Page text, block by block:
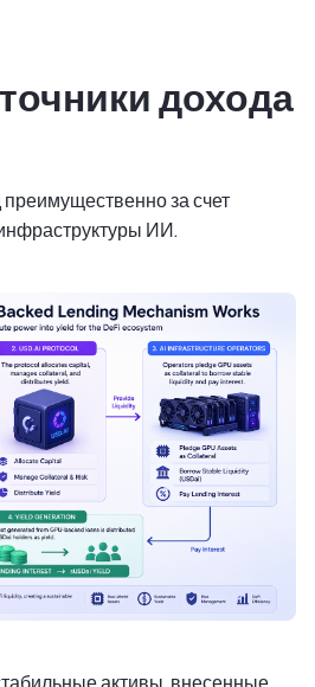
дохода
преимущественно за счет
ИИ.